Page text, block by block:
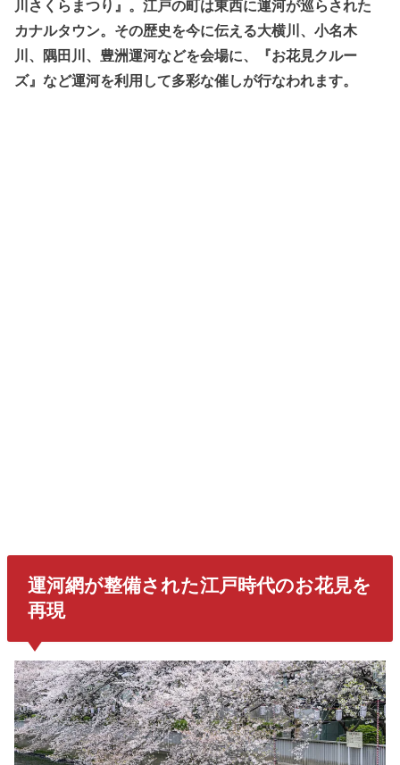
川さくらまつり』。江戸の町は東西に運河が巡らされた
カナルタウン。その歴史を今に伝える大横川、小名木
川、隅田川、豊洲運河などを会場に、『お花見クルー
ズ』など運河を利用して多彩な催しが行なわれます。
運河網が整備された江戸時代のお花見を
再現